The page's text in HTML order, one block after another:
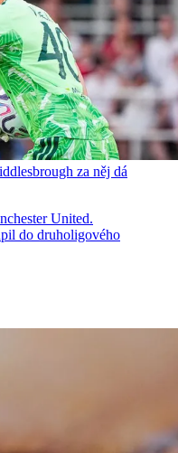
za něj dá
United.
do druholigového